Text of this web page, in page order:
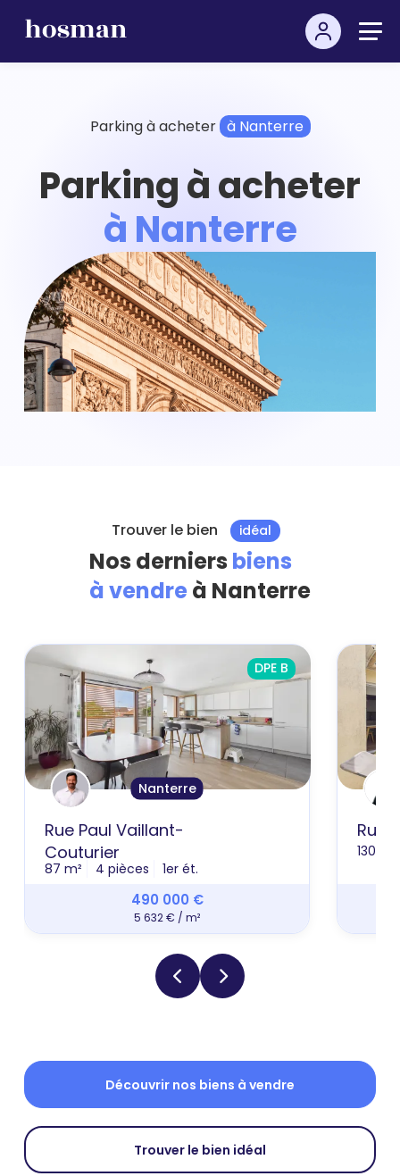
Parking à acheter à Nanterre
Parking à acheter
à Nanterre
Trouver le bien idéal
Nos derniers biens
à vendre à Nanterre
DPE B
Nanterre
Rue Paul Vaillant-
Couturier
87 m² 4 pièces 1er ét.
490 000 €
5 632 € / m²
Rue
130 m²
Découvrir nos biens à vendre
Trouver le bien idéal